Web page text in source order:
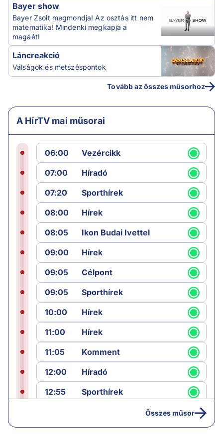
Bayer show
Bayer Zsolt megmondja! Az osztás itt nem
matematika! Mindenki megkapja a
magáét!
Láncreakció
Válságok és metszéspontok
Tovább az összes műsorhoz
A HírTV mai műsorai
06:00
Vezércikk
07:00
Híradó
07:20
Sporthírek
08:00
Hírek
08:05
Ikon Budai Ivettel
09:00
Hírek
09:05
Célpont
09:05
Sporthírek
10:00
Hírek
11:00
Hírek
11:05
Komment
12:00
Híradó
12:55
Sporthírek
Összes műsor